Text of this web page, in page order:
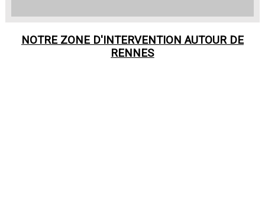
NOTRE ZONE D'INTERVENTION AUTOUR DE
RENNES